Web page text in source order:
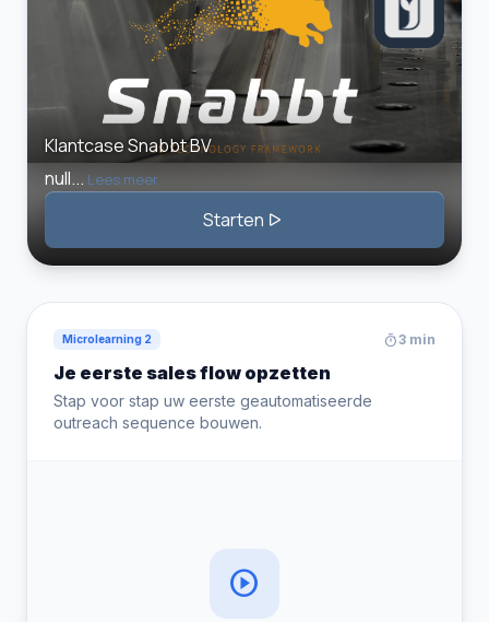
Microlearning 2 timer3 min
Je eerste sales flow opzetten
Stap voor stap uw eerste geautomatiseerde
outreach sequence bouwen.
play_circle